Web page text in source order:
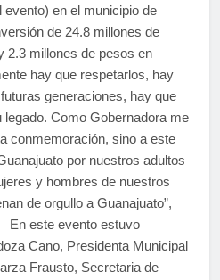
en el municipio de
de 24.8 millones de
2.3 millones de pesos en
hay que respetarlos, hay
generaciones, hay que
Como Gobernadora me
conmemoración, sino a este
por nuestros adultos
y hombres de nuestros
de orgullo a Guanajuato”,
En este evento estuvo
Cano, Presidenta Municipal
Frausto, Secretaria de